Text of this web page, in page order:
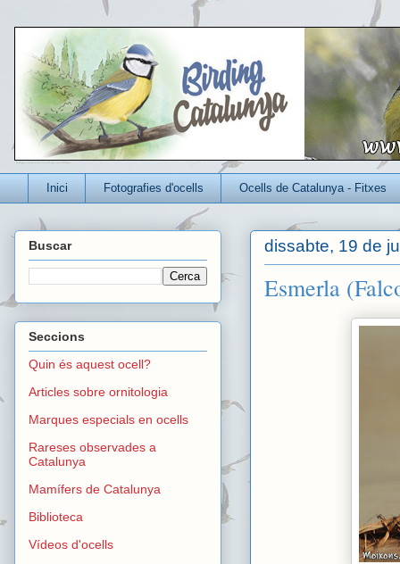
Un blog per conèixer millor els ocells que viuen a Catalunya
Inici Fotografies d'ocells Ocells de Catalunya - Fitxes
dissabte, 19 de
Esmerla
Buscar
Seccions
Quin és aquest ocell?
Articles sobre ornitologia
Marques especials en ocells
Rareses observades a
Catalunya
Mamífers de Catalunya
Biblioteca
Vídeos d'ocells